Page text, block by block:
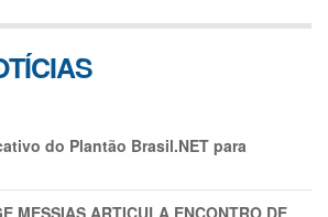
do Plantão Brasil.NET para
MESSIAS ARTICULA ENCONTRO DE